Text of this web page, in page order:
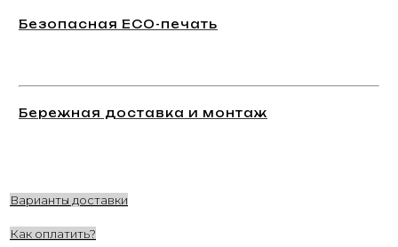
Безопасная ECO-печать
Бережная доставка и монтаж
Варианты доставки
Как оплатить?